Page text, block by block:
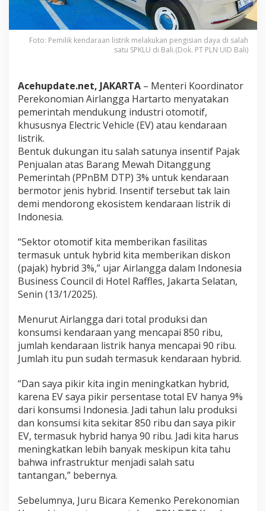
t
r
i
k
d
a
h
J
a
A
l
a
s
a
n
s
k
o
n
P
a
a
k
D
i
t
b
a
r
Foto: Pemilik kendaraan listrik melakukan pengisian daya di salah
satu SPKLU di Bali.(Dok. PT PLN UID Bali)
Acehupdate.net, JAKARTA – Menteri Koordinator
Perekonomian Airlangga Hartarto menyatakan
pemerintah mendukung industri otomotif,
khususnya Electric Vehicle (EV) atau kendaraan
listrik.
Bentuk dukungan itu salah satunya insentif Pajak
Penjualan atas Barang Mewah Ditanggung
Pemerintah (PPnBM DTP) 3% untuk kendaraan
bermotor jenis hybrid. Insentif tersebut tak lain
demi mendorong ekosistem kendaraan listrik di
Indonesia.
“Sektor otomotif kita memberikan fasilitas
termasuk untuk hybrid kita memberikan diskon
(pajak) hybrid 3%,” ujar Airlangga dalam Indonesia
Business Council di Hotel Raffles, Jakarta Selatan,
Senin (13/1/2025).
Menurut Airlangga dari total produksi dan
konsumsi kendaraan yang mencapai 850 ribu,
jumlah kendaraan listrik hanya mencapai 90 ribu.
Jumlah itu pun sudah termasuk kendaraan hybrid.
“Dan saya pikir kita ingin meningkatkan hybrid,
karena EV saya pikir persentase total EV hanya 9%
dari konsumsi Indonesia. Jadi tahun lalu produksi
dan konsumsi kita sekitar 850 ribu dan saya pikir
EV, termasuk hybrid hanya 90 ribu. Jadi kita harus
meningkatkan lebih banyak meskipun kita tahu
bahwa infrastruktur menjadi salah satu
tantangan,” bebernya.
Sebelumnya, Juru Bicara Kemenko Perekonomian